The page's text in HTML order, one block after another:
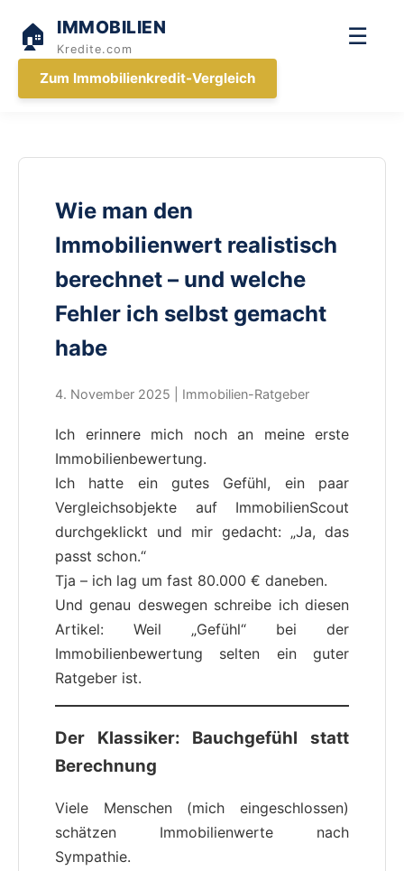
🏠 IMMOBILIEN
Kredite.com ☰
Zum Immobilienkredit-Vergleich
Wie man den
Immobilienwert realistisch
berechnet – und welche
Fehler ich selbst gemacht
habe
4. November 2025 | Immobilien-Ratgeber
Ich erinnere mich noch an meine erste
Immobilienbewertung.
Ich hatte ein gutes Gefühl, ein paar
Vergleichsobjekte auf ImmobilienScout
durchgeklickt und mir gedacht: „Ja, das
passt schon.“
Tja – ich lag um fast 80.000 € daneben.
Und genau deswegen schreibe ich diesen
Artikel: Weil „Gefühl“ bei der
Immobilienbewertung selten ein guter
Ratgeber ist.
Der Klassiker: Bauchgefühl statt
Berechnung
Viele Menschen (mich eingeschlossen)
schätzen Immobilienwerte nach
Sympathie.